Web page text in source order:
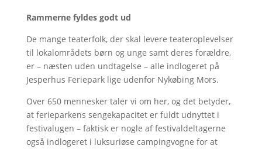
Rammerne fyldes godt ud
De mange teaterfolk, der skal levere teateroplevelser
til lokalområdets børn og unge samt deres forældre,
er – næsten uden undtagelse – alle indlogeret på
Jesperhus Feriepark lige udenfor Nykøbing Mors.
Over 650 mennesker taler vi om her, og det betyder,
at ferieparkens sengekapacitet er fuldt udnyttet i
festivalugen – faktisk er nogle af festivaldeltagerne
også indlogeret i luksuriøse campingvogne for at